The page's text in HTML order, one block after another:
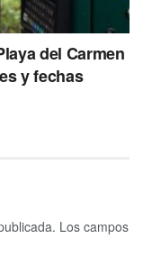
del Carmen
y fechas
Los campos